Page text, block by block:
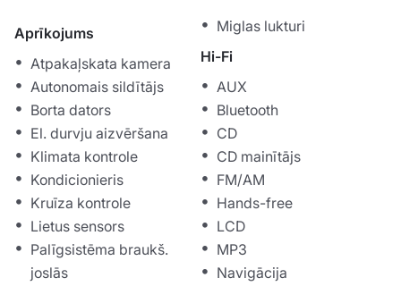
Aprīkojums
Atpakaļskata kamera
Autonomais sildītājs
Borta dators
El. durvju aizvēršana
Klimata kontrole
Kondicionieris
Kruīza kontrole
Lietus sensors
Palīgsistēma braukš.
joslās
Miglas lukturi
Hi-Fi
AUX
Bluetooth
CD
CD mainītājs
FM/AM
Hands-free
LCD
MP3
Navigācija